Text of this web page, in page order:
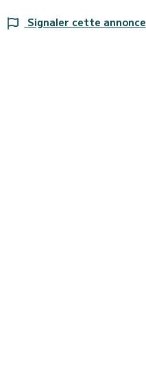
Signaler cette annonce